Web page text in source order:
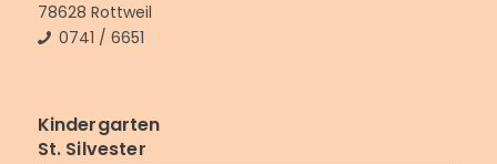
78628 Rottweil
0741 / 6651
Kindergarten
St. Silvester